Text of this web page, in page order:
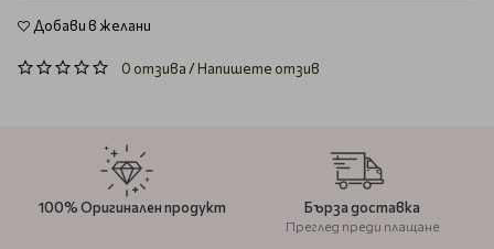
Добави в желани
0 отзива/Напишете отзив
100% Оригинален продукт Бърза доставка
Преглед преди плащане